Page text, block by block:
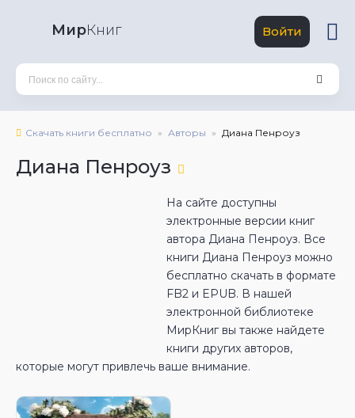
МирКниг Войти
Скачать книги бесплатно Авторы Диана Пенроуз
Диана Пенроуз
На сайте доступны
электронные версии книг
автора Диана Пенроуз. Все
книги Диана Пенроуз можно
бесплатно скачать в формате
FB2 и EPUB. В нашей
электронной библиотеке
МирКниг вы также найдете
книги других авторов,
которые могут привлечь ваше внимание.